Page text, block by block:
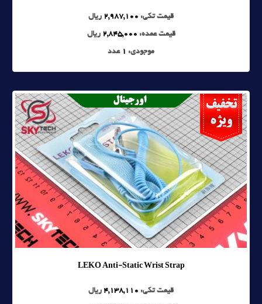
قیمت تکی: 2,987,100 ریال
قیمت عمده: 2,845,000 ریال
موجودی: 1 عدد
LEKO Anti-Static Wrist Strap
قیمت تکی: 4,138,110 ریال